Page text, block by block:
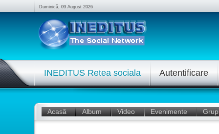
Duminică, 09 August 2026
INEDITUS Retea sociala Autentificare
Acasă Album Video Evenimente